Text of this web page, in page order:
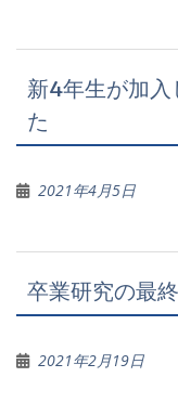
新4年生が加入
た
2021年4月5日
卒業研究の最
2021年2月19日